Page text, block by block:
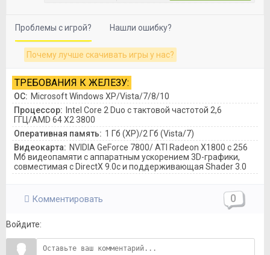
Проблемы с игрой? Нашли ошибку?
Почему лучше скачивать игры у нас?
ТРЕБОВАНИЯ К ЖЕЛЕЗУ:
ОС: Microsoft Windows XP/Vista/7/8/10
Процессор: Intel Core 2 Duo с тактовой частотой 2,6
ГГЦ/AMD 64 X2 3800
Оперативная память: 1 Гб (XP)/2 Гб (Vista/7)
Видеокарта: NVIDIA GeForce 7800/ ATI Radeon X1800 с 256
Мб видеопамяти с аппаратным ускорением 3D-графики,
совместимая с DirectX 9.0c и поддерживающая Shader 3.0
Комментировать 0
Войдите: